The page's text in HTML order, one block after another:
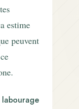
estime
peuvent
labourage